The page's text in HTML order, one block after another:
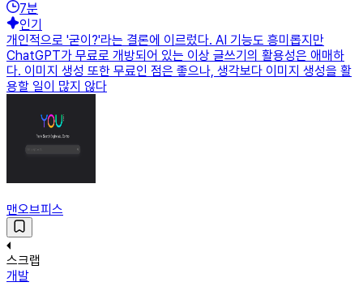
7분
인기
개인적으로 '굳이?'라는 결론에 이르렀다. AI 기능도 흥미롭지만
ChatGPT가 무료로 개방되어 있는 이상 글쓰기의 활용성은 애매하
다. 이미지 생성 또한 무료인 점은 좋으나, 생각보다 이미지 생성을 활
용할 일이 많지 않다
맨오브피스
스크랩
개발